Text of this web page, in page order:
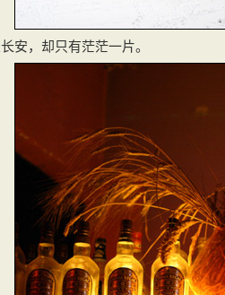
安，却只有茫茫一片。